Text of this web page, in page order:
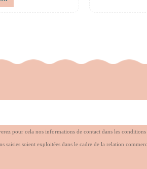
pour cela nos informations de contact dans les
soient exploitées dans le cadre de la relation